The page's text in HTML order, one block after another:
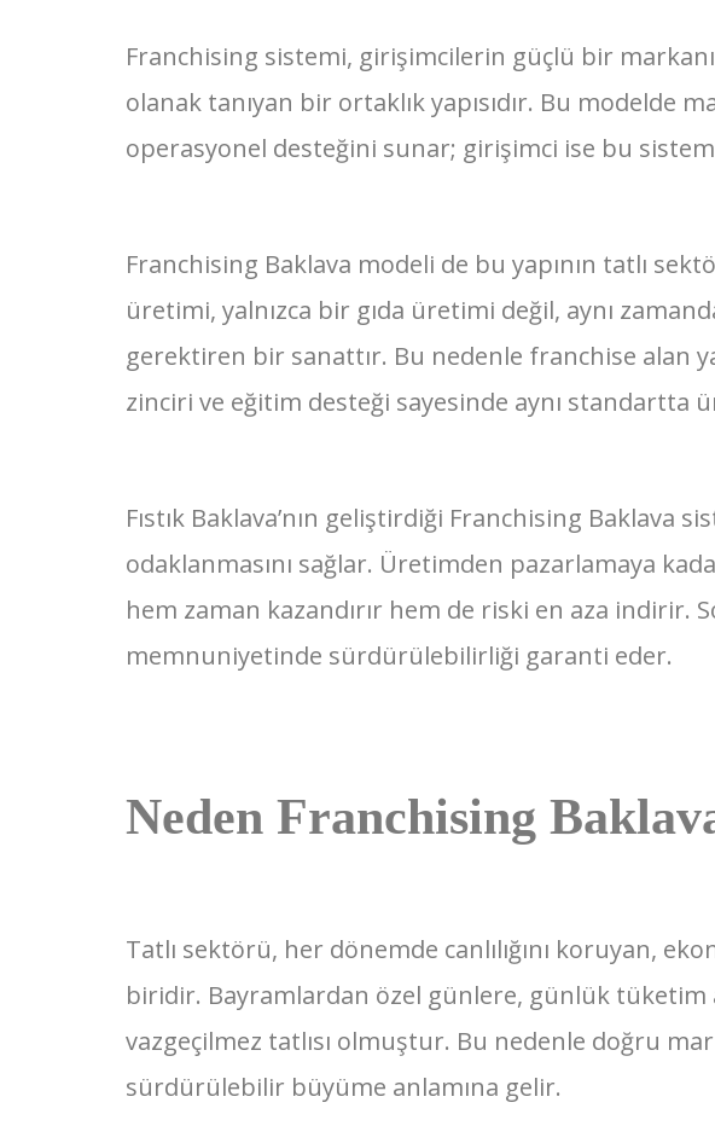
Franchising sistemi, girişimcilerin güçlü bir
olanak tanıyan bir ortaklık yapısıdır. Bu modelde
operasyonel desteğini sunar; girişimci ise bu
Franchising Baklava modeli de bu yapının tatlı
üretimi, yalnızca bir gıda üretimi değil, aynı
gerektiren bir sanattır. Bu nedenle franchise alan
zinciri ve eğitim desteği sayesinde aynı standartta
Fıstık Baklava’nın geliştirdiği Franchising Baklava
odaklanmasını sağlar. Üretimden pazarlamaya
hem zaman kazandırır hem de riski en aza indirir.
memnuniyetinde sürdürülebilirliği garanti eder.
Neden Franchising
Tatlı sektörü, her dönemde canlılığını koruyan,
biridir. Bayramlardan özel günlere, günlük tüketim
vazgeçilmez tatlısı olmuştur. Bu nedenle doğru
sürdürülebilir büyüme anlamına gelir.